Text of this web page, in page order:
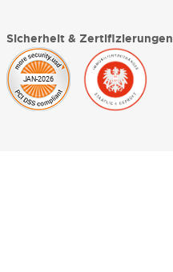
Sicherheit & Zertifizierungen